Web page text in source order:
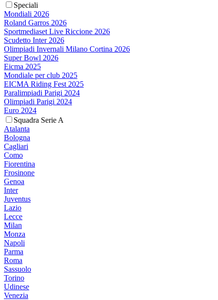
Speciali
Mondiali 2026
Roland Garros 2026
Sportmediaset Live Riccione 2026
Scudetto Inter 2026
Olimpiadi Invernali Milano Cortina 2026
Super Bowl 2026
Eicma 2025
Mondiale per club 2025
EICMA Riding Fest 2025
Paralimpiadi Parigi 2024
Olimpiadi Parigi 2024
Euro 2024
Squadra Serie A
Atalanta
Bologna
Cagliari
Como
Fiorentina
Frosinone
Genoa
Inter
Juventus
Lazio
Lecce
Milan
Monza
Napoli
Parma
Roma
Sassuolo
Torino
Udinese
Venezia